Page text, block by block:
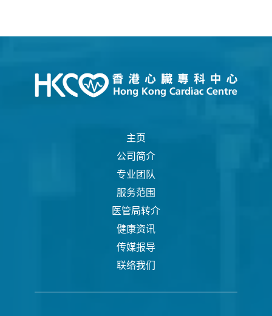
主页
公司简介
专业团队
服务范围
医管局转介
健康资讯
传媒报导
联络我们